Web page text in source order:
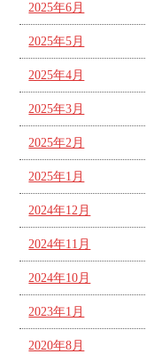
2025年6月
2025年5月
2025年4月
2025年3月
2025年2月
2025年1月
2024年12月
2024年11月
2024年10月
2023年1月
2020年8月